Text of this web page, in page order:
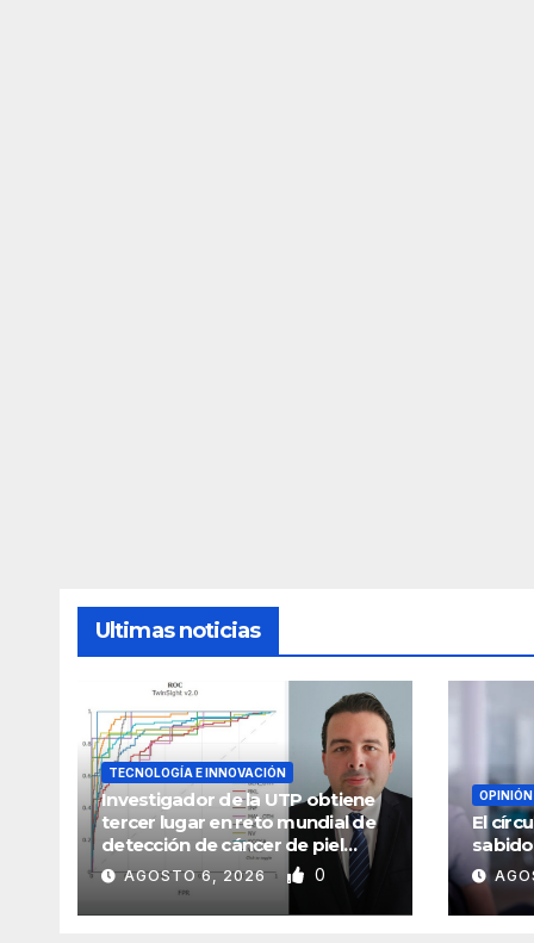
Ultimas noticias
TECNOLOGÍA E INNOVACIÓN
Investigador de la UTP obtiene
tercer lugar en reto mundial de
detección de cáncer de piel
mediante inteligencia artificial
AGOSTO 6, 2026 0
OPINIÓN
El